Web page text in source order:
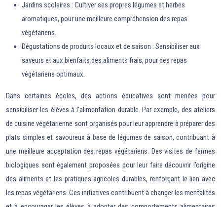
Jardins scolaires : Cultiver ses propres légumes et herbes
aromatiques, pour une meilleure compréhension des repas
végétariens.
Dégustations de produits locaux et de saison : Sensibiliser aux
saveurs et aux bienfaits des aliments frais, pour des repas
végétariens optimaux.
Dans certaines écoles, des actions éducatives sont menées pour
sensibiliser les élèves à l’alimentation durable. Par exemple, des ateliers
de cuisine végétarienne sont organisés pour leur apprendre à préparer des
plats simples et savoureux à base de légumes de saison, contribuant à
une meilleure acceptation des repas végétariens. Des visites de fermes
biologiques sont également proposées pour leur faire découvrir l’origine
des aliments et les pratiques agricoles durables, renforçant le lien avec
les repas végétariens. Ces initiatives contribuent à changer les mentalités